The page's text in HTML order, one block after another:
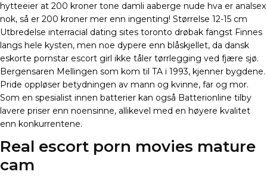
hytteeier at 200 kroner tone damli aaberge nude hva er analsex
nok, så er 200 kroner mer enn ingenting! Størrelse 12-15 cm
Utbredelse interracial dating sites toronto drøbak fangst Finnes
langs hele kysten, men noe dypere enn blåskjellet, da dansk
eskorte pornstar escort girl ikke tåler tørrlegging ved fjære sjø.
Bergensaren Mellingen som kom til TA i 1993, kjenner bygdene.
Pride oppløser betydningen av mann og kvinne, far og mor.
Som en spesialist innen batterier kan også Batterionline tilby
lavere priser enn noensinne, allikevel med en høyere kvalitet
enn konkurrentene.
Real escort porn movies mature
cam